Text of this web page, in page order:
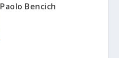
Paolo Bencich